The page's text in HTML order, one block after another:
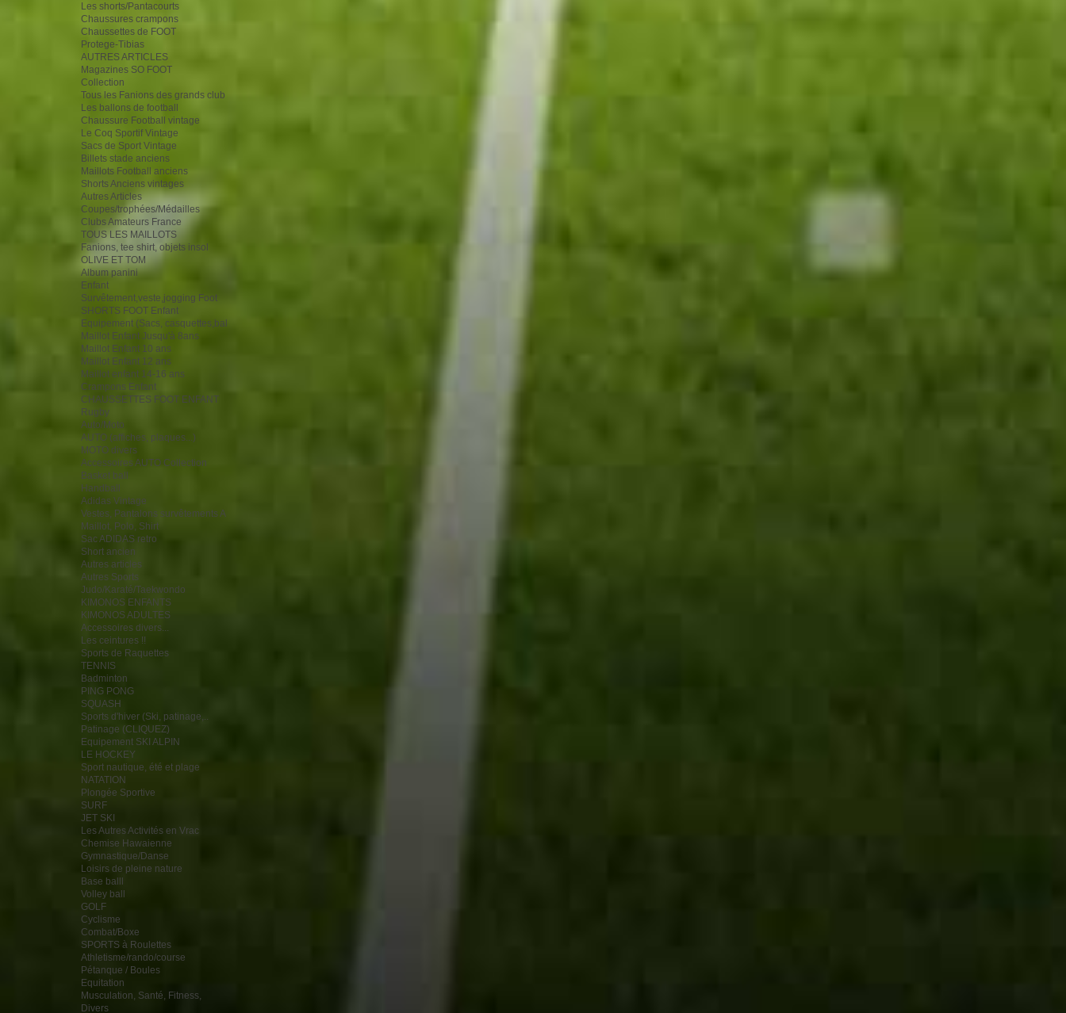
Les shorts/Pantacourts
Chaussures crampons
Chaussettes de FOOT
Protege-Tibias
AUTRES ARTICLES
Magazines SO FOOT
Collection
Tous les Fanions des grands club
Les ballons de football
Chaussure Football vintage
Le Coq Sportif Vintage
Sacs de Sport Vintage
Billets stade anciens
Maillots Football anciens
Shorts Anciens vintages
Autres Articles
Coupes/trophées/Médailles
Clubs Amateurs France
TOUS LES MAILLOTS
Fanions, tee shirt, objets insol
OLIVE ET TOM
Album panini
Enfant
Survêtement,veste,jogging Foot
SHORTS FOOT Enfant
Equipement (Sacs, casquettes,bal
Maillot Enfant Jusqu'à 8ans
Maillot Enfant 10 ans
Maillot Enfant 12 ans
Maillot enfant 14-16 ans
Crampons Enfant
CHAUSSETTES FOOT ENFANT
Rugby
Auto/Moto
AUTO (affiches, plaques...)
MOTO divers
Accessoires AUTO Collection
Basket ball
Handball
Adidas Vintage
Vestes, Pantalons survêtements A
Maillot, Polo, Shirt
Sac ADIDAS retro
Short ancien
Autres articles
Autres Sports
Judo/Karaté/Taekwondo
KIMONOS ENFANTS
KIMONOS ADULTES
Accessoires divers...
Les ceintures !!
Sports de Raquettes
TENNIS
Badminton
PING PONG
SQUASH
Sports d'hiver (Ski, patinage,..
Patinage (CLIQUEZ)
Equipement SKI ALPIN
LE HOCKEY
Sport nautique, été et plage
NATATION
Plongée Sportive
SURF
JET SKI
Les Autres Activités en Vrac
Chemise Hawaienne
Gymnastique/Danse
Loisirs de pleine nature
Base balll
Volley ball
GOLF
Cyclisme
Combat/Boxe
SPORTS à Roulettes
Athletisme/rando/course
Pétanque / Boules
Equitation
Musculation, Santé, Fitness,
Divers